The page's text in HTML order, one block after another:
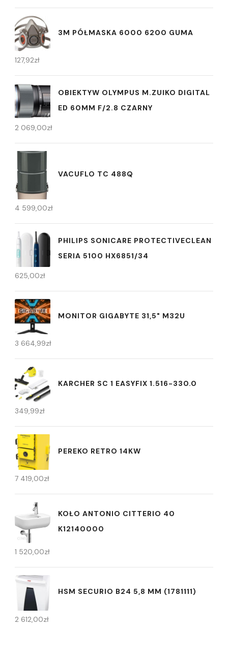
3M PÓŁMASKA 6000 6200 GUMA
127,92zł
OBIEKTYW OLYMPUS M.ZUIKO DIGITAL
ED 60MM F/2.8 CZARNY
2 069,00zł
VACUFLO TC 488Q
4 599,00zł
PHILIPS SONICARE PROTECTIVECLEAN
SERIA 5100 HX6851/34
625,00zł
MONITOR GIGABYTE 31,5" M32U
3 664,99zł
KARCHER SC 1 EASYFIX 1.516-330.0
349,99zł
PEREKO RETRO 14KW
7 419,00zł
KOŁO ANTONIO CITTERIO 40
K12140000
1 520,00zł
HSM SECURIO B24 5,8 MM (1781111)
2 612,00zł